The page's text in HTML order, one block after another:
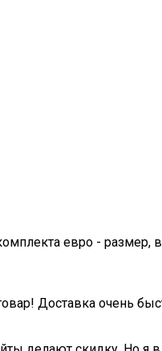
евро -
Доставка очень